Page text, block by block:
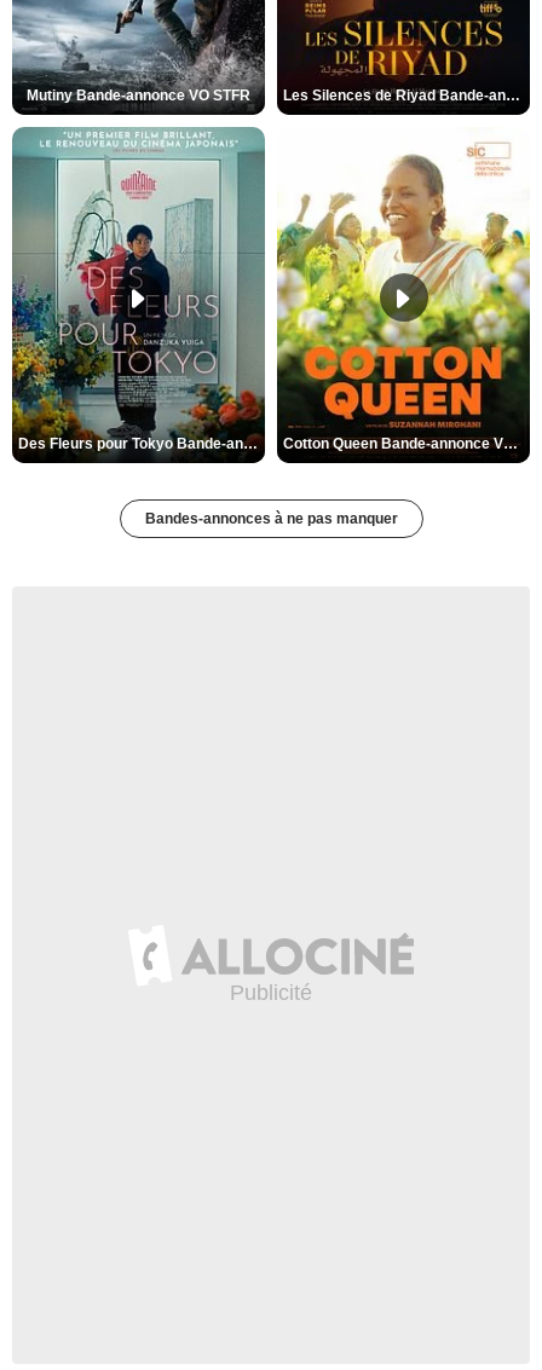
Mutiny Bande-annonce VO STFR Les Silences de Riyad Bande-annonce VO STFR
Des Fleurs pour Tokyo Bande-annonce VO STFR Cotton Queen Bande-annonce VO STFR
Bandes-annonces à ne pas manquer